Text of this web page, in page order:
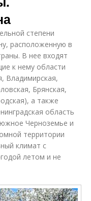
степени
расположенную в
В нее входят
к нему области
Владимирская,
Брянская,
а также
область
Черноземье и
территории
климат с
летом и не